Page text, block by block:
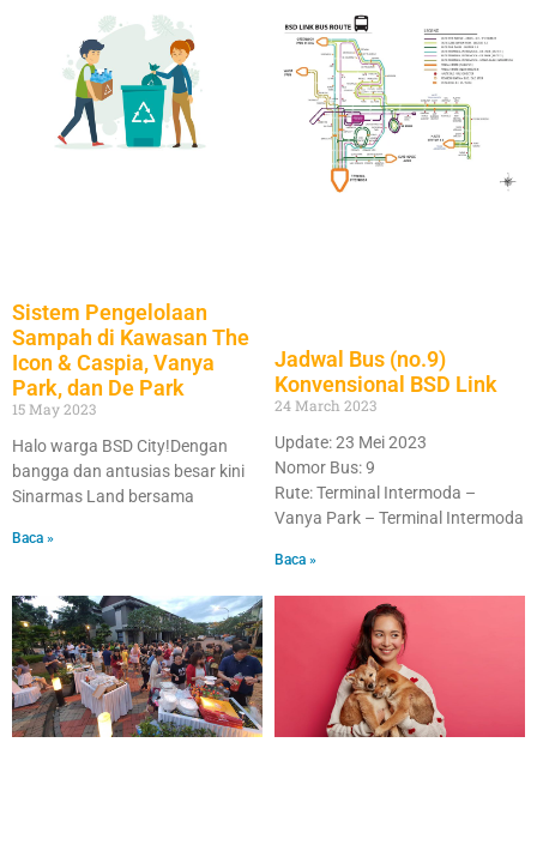
Sistem Pengelolaan
Sampah di Kawasan The
Icon & Caspia, Vanya
Park, dan De Park
15 May 2023
Halo warga BSD City!Dengan
bangga dan antusias besar kini
Sinarmas Land bersama
Baca »
Jadwal Bus (no.9)
Konvensional BSD Link
24 March 2023
Update: 23 Mei 2023
Nomor Bus: 9
Rute: Terminal Intermoda –
Vanya Park – Terminal Intermoda
Baca »